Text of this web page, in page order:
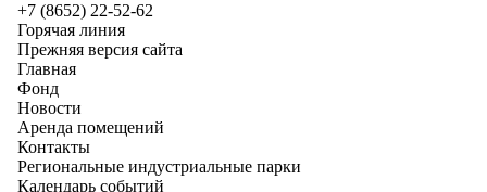
+7 (8652) 22-52-62
Горячая линия
Прежняя версия сайта
Главная
Фонд
Новости
Аренда помещений
Контакты
Региональные индустриальные парки
Календарь событий